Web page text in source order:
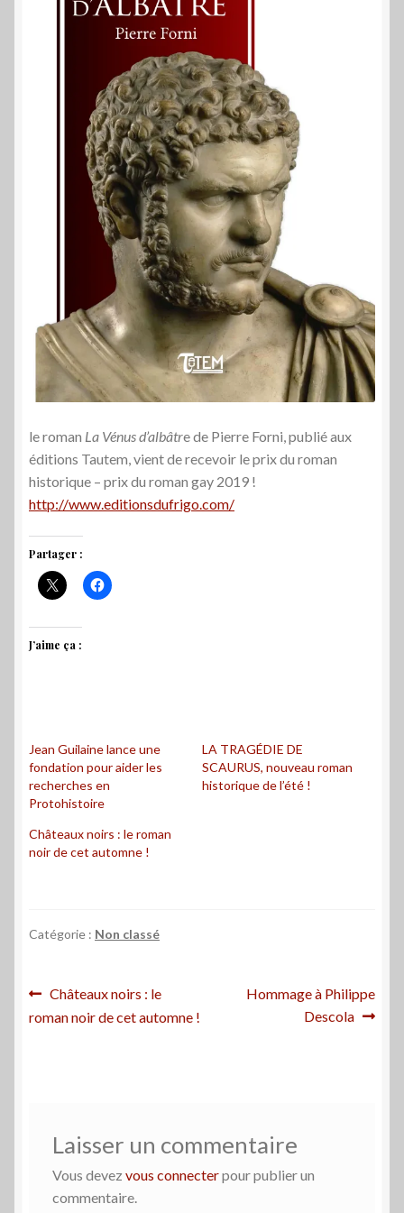
le roman La Vénus d’albâtre de Pierre Forni, publié aux
éditions Tautem, vient de recevoir le prix du roman
historique – prix du roman gay 2019 !
http://www.editionsdufrigo.com/
Partager :
J’aime ça :
Jean Guilaine lance une
fondation pour aider les
recherches en
Protohistoire
LA TRAGÉDIE DE
SCAURUS, nouveau roman
historique de l’été !
Châteaux noirs : le roman
noir de cet automne !
Catégorie : Non classé
Navigation
de
Article
précédent :
Châteaux noirs : le
roman noir de cet automne !
Article
Hommage à Philippe
Descola
Laisser un commentaire
Vous devez vous connecterpour publier un
commentaire.